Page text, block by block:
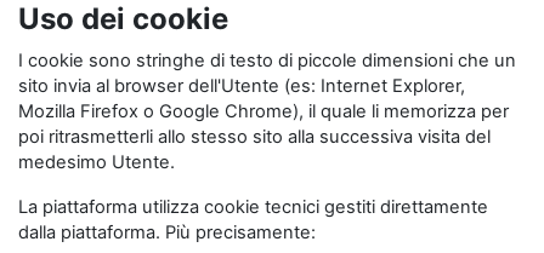
Uso dei cookie
I cookie sono stringhe di testo di piccole dimensioni che un
sito invia al browser dell'Utente (es: Internet Explorer,
Mozilla Firefox o Google Chrome), il quale li memorizza per
poi ritrasmetterli allo stesso sito alla successiva visita del
medesimo Utente.
La piattaforma utilizza cookie tecnici gestiti direttamente
dalla piattaforma. Più precisamente: